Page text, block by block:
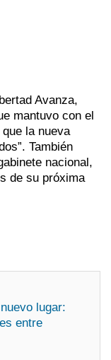
Avanza,
mantuvo con el
la nueva
También
nacional,
de su próxima
lugar:
entre